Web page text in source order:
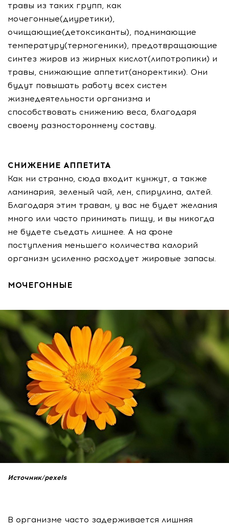
травы из таких групп, как
мочегонные(диуретики),
очищающие(детоксиканты), поднимающие
температуру(термогеники), предотвращающие
синтез жиров из жирных кислот(липотропики) и
травы, снижающие аппетит(аноректики). Они
будут повышать работу всех систем
жизнедеятельности организма и
способствовать снижению веса, благодаря
своему разностороннему составу.
СНИЖЕНИЕ АППЕТИТА
Как ни странно, сюда входит кунжут, а также
ламинария, зеленый чай, лен, спирулина, алтей.
Благодаря этим травам, у вас не будет желания
много или часто принимать пищу, и вы никогда
не будете съедать лишнее. А на фоне
поступления меньшего количества калорий
организм усиленно расходует жировые запасы.
МОЧЕГОННЫЕ
Источник/pexels
В организме часто задерживается лишняя